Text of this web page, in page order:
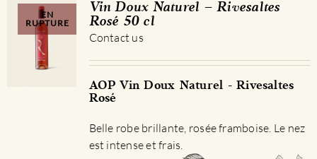
EN
RUPTURE
Vin Doux Naturel – Rivesaltes
Rosé 50 cl
Contact us
AOP Vin Doux Naturel - Rivesaltes
Rosé
Belle robe brillante, rosée framboise. Le nez
est intense et frais.